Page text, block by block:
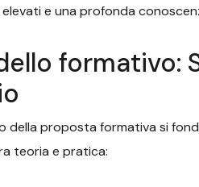
e una profonda
formativo:
della proposta formativa si
teoria e pratica: